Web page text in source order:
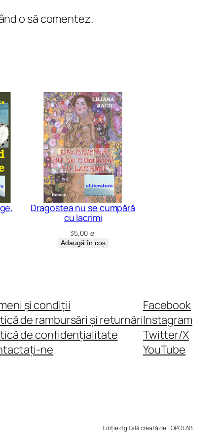
o să comentez.
Dragostea nu se cumpără
cu lacrimi
35,00 lei
Adaugă în coș
și condiții
de rambursări și returnări
de confidențialitate
ne
Facebook
Instagram
Twitter/X
YouTube
Ediție digitală creată de TOPOLAB